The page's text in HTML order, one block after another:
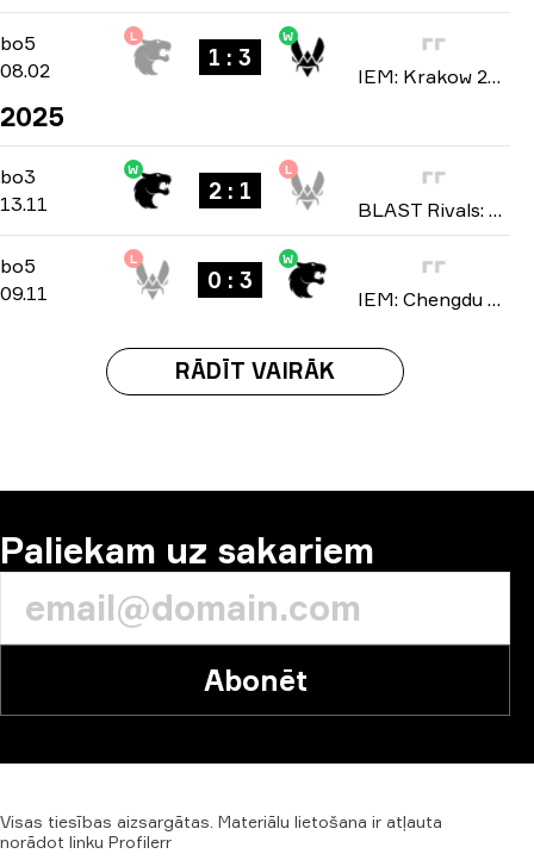
bo5 -bo5
08.02
L
1 : 3
W
IEM: Krakow 2026
2025
bo3 -bo3
13.11
W
2 : 1
L
BLAST Rivals: Fall 2025
bo5 -bo5
09.11
L
0 : 3
W
IEM: Chengdu 2025
RĀDĪT VAIRĀK
Paliekam uz sakariem
Abonēt
Visas tiesības aizsargātas. Materiālu lietošana ir atļauta
norādot linku Profilerr